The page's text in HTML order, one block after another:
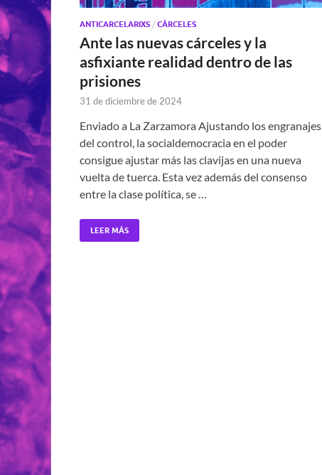
ANTICARCELARIXS / CÁRCELES
Ante las nuevas cárceles y la
asfixiante realidad dentro de las
prisiones
31 de diciembre de 2024
Enviado a La Zarzamora Ajustando los engranajes
del control, la socialdemocracia en el poder
consigue ajustar más las clavijas en una nueva
vuelta de tuerca. Esta vez además del consenso
entre la clase política, se …
LEER MÁS